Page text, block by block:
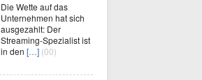
Die Wette auf das
Unternehmen hat sich
ausgezahlt: Der
Streaming-Spezialist ist
in den […] (00)